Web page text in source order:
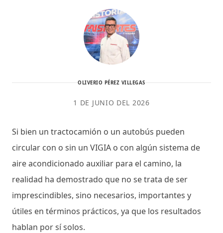
OLIVERIO PÉREZ VILLEGAS
1 DE JUNIO DEL 2026
Si bien un tractocamión o un autobús pueden
circular con o sin un VIGIA o con algún sistema de
aire acondicionado auxiliar para el camino, la
realidad ha demostrado que no se trata de ser
imprescindibles, sino necesarios, importantes y
útiles en términos prácticos, ya que los resultados
hablan por sí solos.